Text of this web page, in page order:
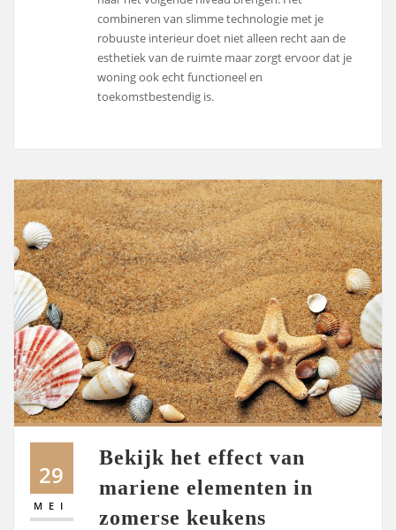
combineren van slimme technologie met je
robuuste interieur doet niet alleen recht aan de
esthetiek van de ruimte maar zorgt ervoor dat je
woning ook echt functioneel en
toekomstbestendig is.
29
MEI
Bekijk het effect van
mariene elementen in
zomerse keukens